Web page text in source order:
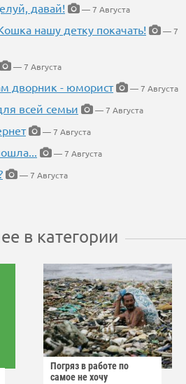
давай!
— 7 Августа
нашу детку покачать!
— 7
— 7 Августа
дворник - юморист
— 7 Августа
всей семьи
— 7 Августа
— 7 Августа
— 7 Августа
— 7 Августа
в категории
Погряз в работе по
самое не хочу